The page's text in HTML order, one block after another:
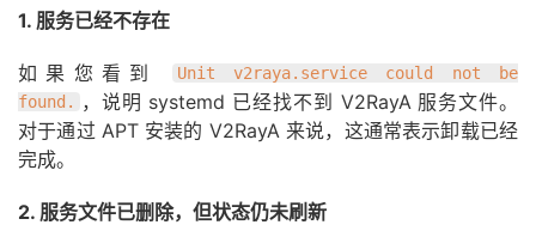
1. 服务已经不存在
如果您看到
Unit v2raya.service could not be
found.
，说明 systemd 已经找不到 V2RayA 服务文件。
对于通过 APT 安装的 V2RayA 来说，这通常表示卸载已经
完成。
2. 服务文件已删除，但状态仍未刷新